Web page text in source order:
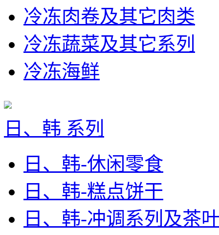
冷冻肉卷及其它肉类
冷冻蔬菜及其它系列
冷冻海鲜
日、韩 系列
日、韩-休闲零食
日、韩-糕点饼干
日、韩-冲调系列及茶